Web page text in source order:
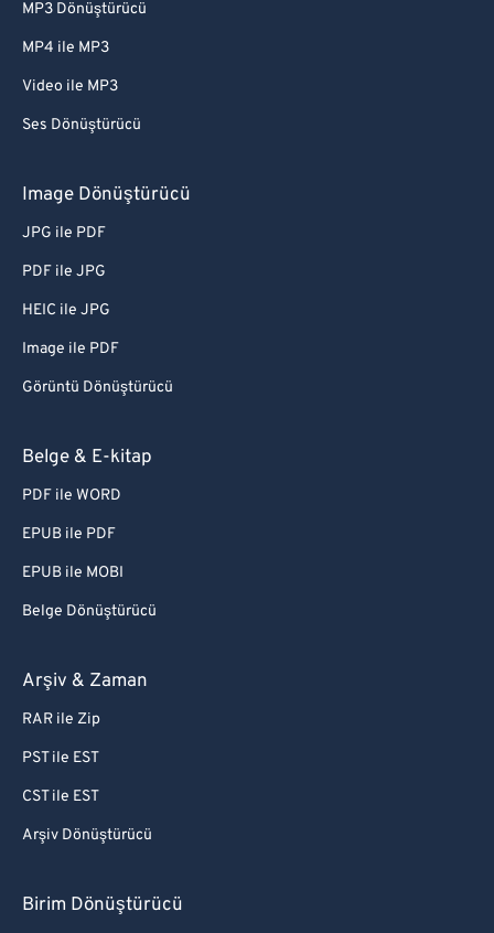
MP3 Dönüştürücü
MP4 ile MP3
Video ile MP3
Ses Dönüştürücü
Image Dönüştürücü
JPG ile PDF
PDF ile JPG
HEIC ile JPG
Image ile PDF
Görüntü Dönüştürücü
Belge & E-kitap
PDF ile WORD
EPUB ile PDF
EPUB ile MOBI
Belge Dönüştürücü
Arşiv & Zaman
RAR ile Zip
PST ile EST
CST ile EST
Arşiv Dönüştürücü
Birim Dönüştürücü